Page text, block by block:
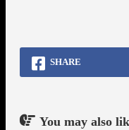
SHARE
You may also